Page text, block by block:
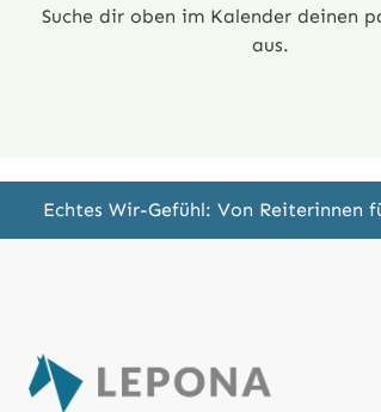
Suche dir oben im Kalender deinen
aus.
Echtes Wir-Gefühl: Von